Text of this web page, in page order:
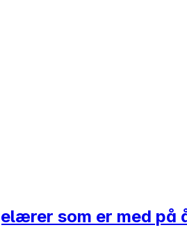
som er med på